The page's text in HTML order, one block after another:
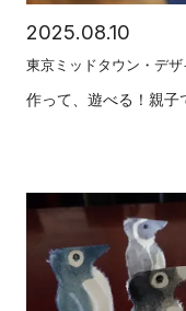
2025.08.10
東京ミッドタウン・デ
作って、遊べる！親子